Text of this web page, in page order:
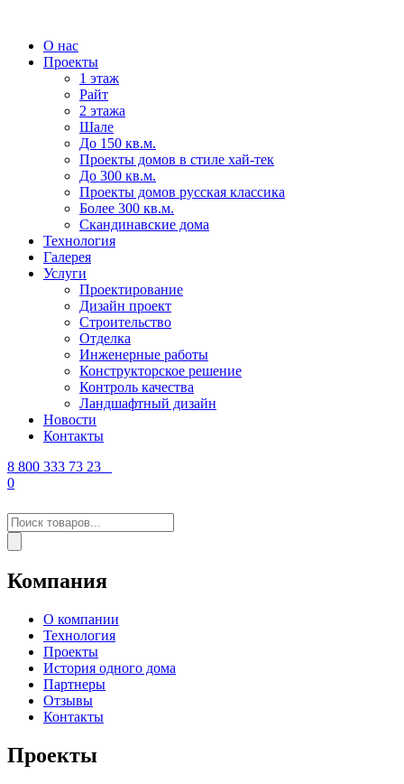
О нас
Проекты
1 этаж
Райт
2 этажа
Шале
До 150 кв.м.
Проекты домов в стиле хай-тек
До 300 кв.м.
Проекты домов русская классика
Более 300 кв.м.
Скандинавские дома
Технология
Галерея
Услуги
Проектирование
Дизайн проект
Строительство
Отделка
Инженерные работы
Конструкторское решение
Контроль качества
Ландшафтный дизайн
Новости
Контакты
8 800 333 73 23
0
Поиск
товаров
Компания
О компании
Технология
Проекты
История одного дома
Партнеры
Отзывы
Контакты
Проекты